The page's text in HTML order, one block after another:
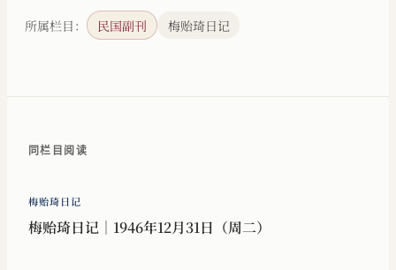
所属栏目： 民国副刊 梅贻琦日记
同栏目阅读
梅贻琦日记
梅贻琦日记｜1946年12月31日（周二）